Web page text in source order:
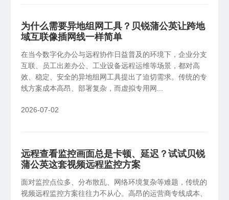
为什么需要异地组网工具？贝锐蒲公英让跨地
域互联像插网线一样简单
在当今数字化办公与远程协作日益普及的环境下，企业分支
互联、员工出差办公、工业设备远程运维等场景，都对高
效、稳定、安全的异地组网工具提出了迫切需求。传统的专
线方案成本高昂、部署复杂，而虚拟专用网...
2026-07-02
远程查看监控画面总是卡顿、延迟？试试贝锐
蒲公英这套视频远程监控方案
面对监控点位多、分布散乱、网络环境复杂等难题，传统的
视频远程监控方案往往力不从心。高昂的运营商专线成本、